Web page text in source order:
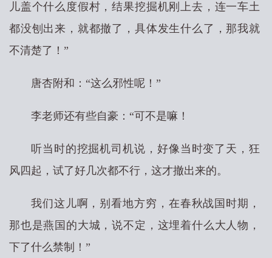
儿盖个什么度假村，结果挖掘机刚上去，连一车土
都没刨出来，就都撤了，具体发生什么了，那我就
不清楚了！”
唐杏附和：“这么邪性呢！”
李老师还有些自豪：“可不是嘛！
听当时的挖掘机司机说，好像当时变了天，狂
风四起，试了好几次都不行，这才撤出来的。
我们这儿啊，别看地方穷，在春秋战国时期，
那也是燕国的大城，说不定，这埋着什么大人物，
下了什么禁制！”